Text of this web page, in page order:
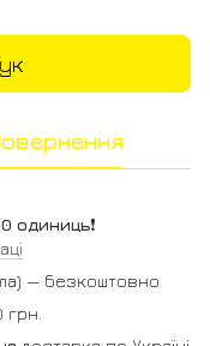
одиниць❗️
— безкоштовно